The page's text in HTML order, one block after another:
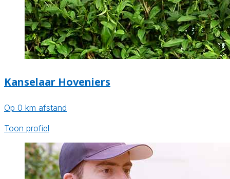
Kanselaar Hoveniers
Op 0 km afstand
Toon profiel